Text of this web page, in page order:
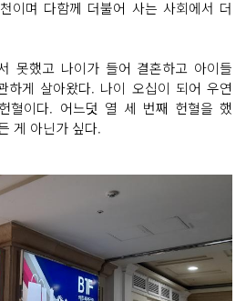
하 하
이며 다함께 더불어 사는 사회에서 더
못했고 나이가 들어 결혼하고 아이들
하게 살아왔다. 나이 오십이 되어 우연
혈이다. 어느덧 열 세 번째 헌혈을 했
게 아닌가 싶다.